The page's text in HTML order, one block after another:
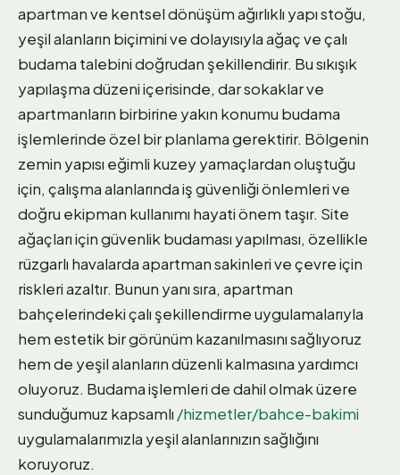
apartman ve kentsel dönüşüm ağırlıklı yapı stoğu,
yeşil alanların biçimini ve dolayısıyla ağaç ve çalı
budama talebini doğrudan şekillendirir. Bu sıkışık
yapılaşma düzeni içerisinde, dar sokaklar ve
apartmanların birbirine yakın konumu budama
işlemlerinde özel bir planlama gerektirir. Bölgenin
zemin yapısı eğimli kuzey yamaçlardan oluştuğu
için, çalışma alanlarında iş güvenliği önlemleri ve
doğru ekipman kullanımı hayati önem taşır. Site
ağaçları için güvenlik budaması yapılması, özellikle
rüzgarlı havalarda apartman sakinleri ve çevre için
riskleri azaltır. Bunun yanı sıra, apartman
bahçelerindeki çalı şekillendirme uygulamalarıyla
hem estetik bir görünüm kazanılmasını sağlıyoruz
hem de yeşil alanların düzenli kalmasına yardımcı
oluyoruz. Budama işlemleri de dahil olmak üzere
sunduğumuz kapsamlı /hizmetler/bahce-bakimi
uygulamalarımızla yeşil alanlarınızın sağlığını
koruyoruz.